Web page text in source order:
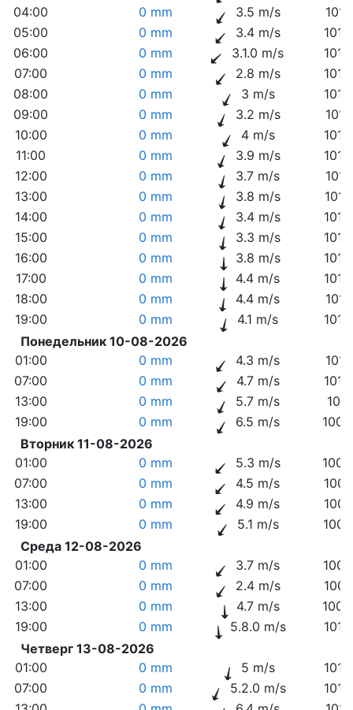
04:00
0 mm 3.5 m/s
05:00
0 mm 3.4 m/s
06:00
0 mm 3.1.0 m/s
07:00
0 mm 2.8 m/s
08:00
0 mm 3 m/s
09:00
0 mm 3.2 m/s
10:00
0 mm 4 m/s
11:00
0 mm 3.9 m/s
12:00
0 mm 3.7 m/s
13:00
0 mm 3.8 m/s
14:00
0 mm 3.4 m/s
15:00
0 mm 3.3 m/s
16:00
0 mm 3.8 m/s
17:00
0 mm 4.4 m/s
18:00
0 mm 4.4 m/s
19:00
0 mm 4.1 m/s
Понедельник 10-08-2026
01:00
0 mm 4.3 m/s
07:00
0 mm 4.7 m/s
13:00
0 mm 5.7 m/s
19:00
0 mm 6.5 m/s
Вторник 11-08-2026
01:00
0 mm 5.3 m/s
07:00
0 mm 4.5 m/s
13:00
0 mm 4.9 m/s
19:00
0 mm 5.1 m/s
Среда 12-08-2026
01:00
0 mm 3.7 m/s
07:00
0 mm 2.4 m/s
13:00
0 mm 4.7 m/s
19:00
0 mm 5.8.0 m/s
Четверг 13-08-2026
01:00
0 mm 5 m/s
07:00
0 mm 5.2.0 m/s